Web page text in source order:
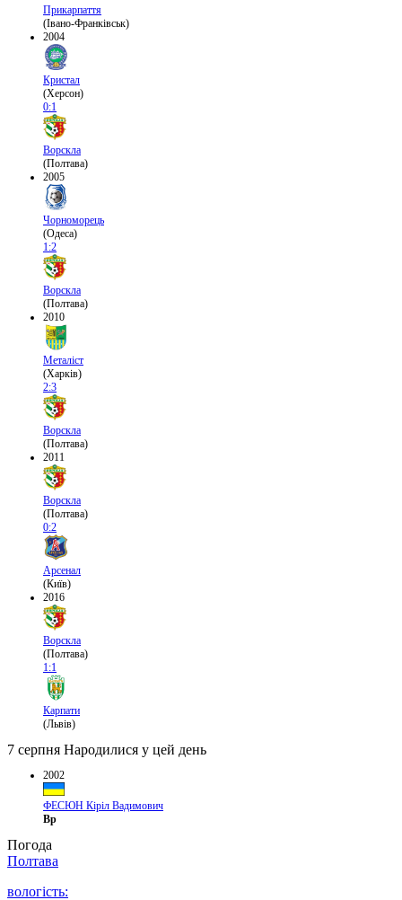
Прикарпаття
(Івано-Франківськ)
2004
Кристал
(Херсон)
0:1
Ворскла
(Полтава)
2005
Чорноморець
(Одеса)
1:2
Ворскла
(Полтава)
2010
Металіст
(Харків)
2:3
Ворскла
(Полтава)
2011
Ворскла
(Полтава)
0:2
Арсенал
(Київ)
2016
Ворскла
(Полтава)
1:1
Карпати
(Львів)
7 серпня Народилися у цей день
2002
ФЕСЮН Кіріл Вадимович
Вр
Погода
Полтава
вологість: